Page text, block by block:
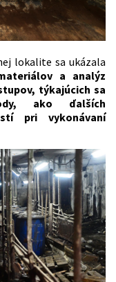
lokalite sa ukázala
a analýz
týkajúcich sa
ako ďalších
pri vykonávaní